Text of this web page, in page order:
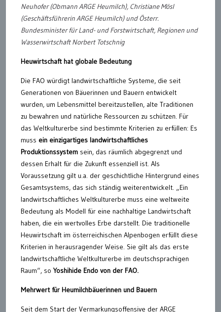
Neuhofer (Obmann ARGE Heumilch), Christiane Mösl
(Geschäftsführerin ARGE Heumilch) und Österr.
Bundesminister für Land- und Forstwirtschaft, Regionen und
Wasserwirtschaft Norbert Totschnig
Heuwirtschaft hat globale Bedeutung
Die FAO würdigt landwirtschaftliche Systeme, die seit
Generationen von Bäuerinnen und Bauern entwickelt
wurden, um Lebensmittel bereitzustellen, alte Traditionen
zu bewahren und natürliche Ressourcen zu schützen. Für
das Weltkulturerbe sind bestimmte Kriterien zu erfüllen: Es
muss ein einzigartiges landwirtschaftliches
Produktionssystem sein, das räumlich abgegrenzt und
dessen Erhalt für die Zukunft essenziell ist. Als
Voraussetzung gilt u.a. der geschichtliche Hintergrund eines
Gesamtsystems, das sich ständig weiterentwickelt. „Ein
landwirtschaftliches Weltkulturerbe muss eine weltweite
Bedeutung als Modell für eine nachhaltige Landwirtschaft
haben, die ein wertvolles Erbe darstellt. Die traditionelle
Heuwirtschaft im österreichischen Alpenbogen erfüllt diese
Kriterien in herausragender Weise. Sie gilt als das erste
landwirtschaftliche Weltkulturerbe im deutschsprachigen
Raum“, soYoshihide Endo von der FAO.
Mehrwert für Heumilchbäuerinnen und Bauern
Seit dem Start der Vermarkungsoffensive der ARGE